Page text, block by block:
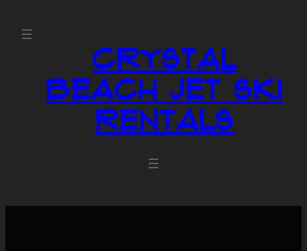
Crystal
Beach Jet Ski
Rentals